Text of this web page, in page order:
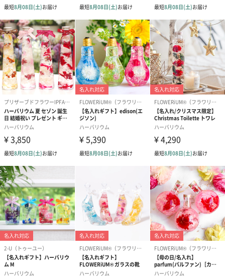
お手入れ不要で長くお花のある生活をお楽しみください
手軽に癒しを感じる“ハーバリウム”。作家が一点一点丁寧に制作
しています。シーンに合わせたメッセージカードを添えて贈って
みてはいかがでしょうか。
商品詳細情報
本体サイズ
幅72mm×奥行47mm×高さ93mm
本体重量
268g
パッケージ内
同梱物
説明カード
パッケージ外
装
直方体化粧箱
パッケージサ
幅225mm×奥行155mm×高さ45mm